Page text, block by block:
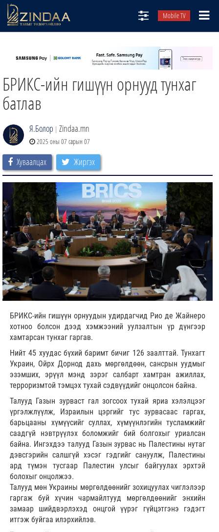
Mobile TV
ТВ8
ӨГЛӨӨНИЙ СОНИН
БРИКС-ийн гишүүн орнууд тунхаг
батлав
Я.Болор | Zindaa.mn
2025 оны 07 сарын 07
Хуваалцах Жиргэх
БРИКС-ийн гишүүн орнуудын удирдагчид Рио де Жайнеро
хотноо болсон дээд хэмжээний уулзалтын үр дүнгээр
хамтарсан тунхаг гаргав.
Нийт 45 хуудас бүхий баримт бичиг 126 заалттай. Тунхагт
Украин, Ойрх Дорнод дахь мөргөлдөөн, сансрын уудмыг
эзэмших, эрүүл мэнд зэрэг салбарт хамтран ажиллах,
терроризмтой тэмцэх тухай сэдвүүдийг онцолсон байна.
Талууд Газын зурваст гал зогсоох тухай яриа хэлэлцээг
үргэлжлүүлж, Израилын цэргийг тус зурвасаас гаргах,
барьцааны хүмүүсийг суллах, хүмүүнлэгийн тусламжийг
саадгүй нэвтрүүлэх боломжийг бий болгохыг уриалсан
байна. Ингэхдээ талууд Газын зурвас нь Палестины нутаг
дэвсгэрийн салшгүй хэсэг гэдгийг сануулж, Палестины
ард түмэн тусгаар Палестин улсыг байгуулах эрхтэй
болохыг онцолжээ.
Талууд мөн Украины мөргөлдөөнийг зохицуулах чиглэлээр
гаргаж буй хүчин чармайлтууд мөргөлдөөнийг энхийн
замаар шийдвэрлэхэд онцгой үүрэг гүйцэтгэнэ гэдэгт
итгэж буйгаа илэрхийлэв.